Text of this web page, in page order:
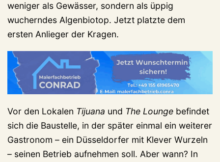
weniger als Gewässer, sondern als üppig
wucherndes Algenbiotop. Jetzt platzte dem
ersten Anlieger der Kragen.
Vor den Lokalen Tijuana und The Lounge befindet
sich die Baustelle, in der später einmal ein weiterer
Gastronom – ein Düsseldorfer mit Klever Wurzeln
– seinen Betrieb aufnehmen soll. Aber wann? In